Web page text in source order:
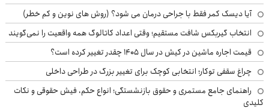
آیا دیسک کمر فقط با جراحی درمان می شود؟ (روش های نوین و کم خطر)
انتخاب گیربکس شافت مستقیم؛ وقتی اعداد کاتالوگ همه واقعیت را نمی‌گویند
قیمت اجاره ماشین در کیش در سال ۱۴۰۵ چقدر تغییر کرده است؟
چراغ سقفی توکار؛ انتخابی کوچک برای تغییر بزرگ در طراحی داخلی
راهنمای جامع مستمری و حقوق بازنشستگی؛ انواع حکم، فیش حقوقی و نکات
کلیدی